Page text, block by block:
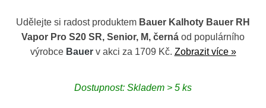
Udělejte si radost produktem Bauer Kalhoty Bauer RH
Vapor Pro S20 SR, Senior, M, černá od populárního
výrobce Bauerv akci za 1709 Kč. Zobrazit více »
Dostupnost: Skladem > 5 ks